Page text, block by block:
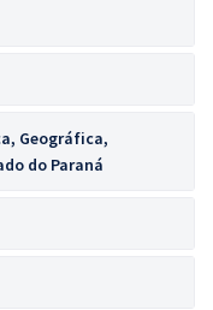
Geográfica,
do Paraná